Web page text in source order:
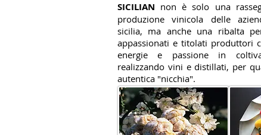
SICILIAN non è solo una
produzione vinicola delle
sicilia, ma anche una ribalta
appassionati e titolati produttori
energie e passione in
realizzando vini e distillati, per
autentica "nicchia".